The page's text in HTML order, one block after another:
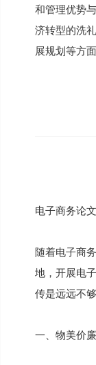
和管理优势
济转型的洗
展规划等方
电子商务论文
随着电子商
地，开展电
传是远远不
一、物美价